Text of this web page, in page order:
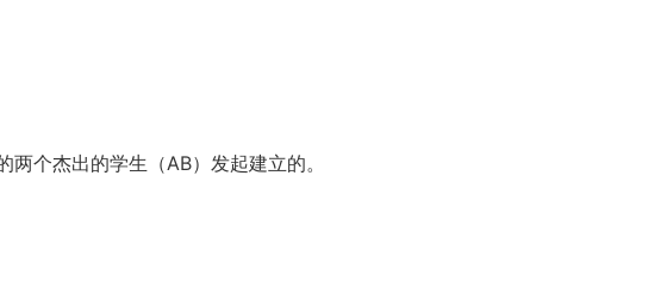
个杰出的学生（AB）发起建立的。